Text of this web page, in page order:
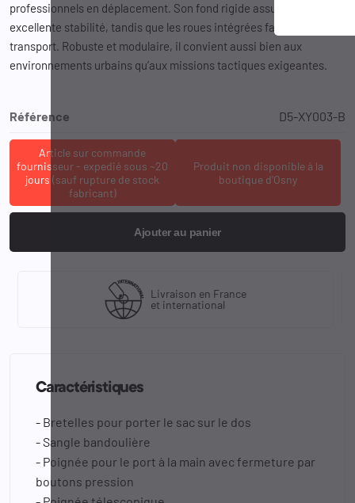
professionnels en déplacement. Son fond rigide assure une
excellente stabilité, tandis que les roues intégrées facilitent le
transport. Robuste et modulaire, il convient aussi bien aux
environnements urbains qu’aux missions tactiques exigeantes.
Référence D5-XY003-B
Article sur commande
fournisseur - expedié sous ~20
jours (sauf rupture de stock
fabricant)
Produit non disponible à la
boutique d'Osny
Ajouter au panier
Livraison en France
et international
Caractéristiques
- Bretelles pour porter le sac sur le dos
- Sangle bandoulière
- Poignée pour le port à la main avec fermeture par
boutons pression